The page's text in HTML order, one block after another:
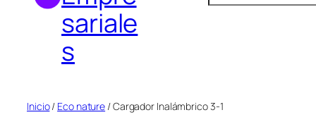
sariale
s
Inicio/ Eco nature / Cargador Inalámbrico 3-1